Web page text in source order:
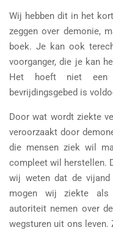
Wij hebben dit in het
zeggen over demonie,
boek. Je kan ook
voorganger, die je kan
Het hoeft niet een
bevrijdingsgebed is
Door wat wordt ziekte
veroorzaakt door
die mensen ziek wil
compleet wil herstellen.
wij weten dat de
mogen wij ziekte als
autoriteit nemen over
wegsturen uit ons leven.